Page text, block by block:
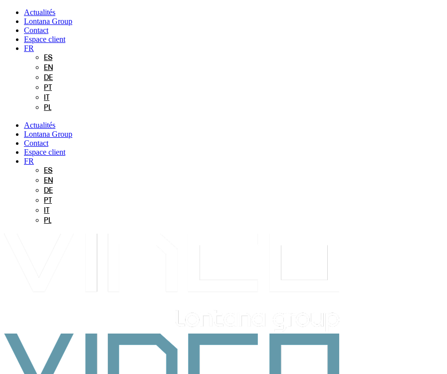
Aller
contenu
Actualités
Lontana Group
Contact
Espace client
FR
ES
EN
DE
PT
PL
Actualités
Lontana Group
Contact
Espace client
FR
ES
EN
DE
PT
PL